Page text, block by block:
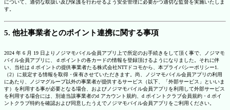
について、適切な取扱い及び保護を行わせるよう安全管理に必要かつ適切な監督を実施いたしま
す。
5. 他社事業者とのポイント連携に関する事項
2024 年 6 月 19 日よりノジマモバイル会員アプリ上で所定のお手続きをして頂く事で、ノジマモ
バイル会員アプリに、ｄポイントの各カードの情報を登録頂けるようになりました。それに伴
い、当社は d ポイントの提供事業者たる株式会社NTTドコモから、本プライバシーポリシー1.
（2）に規定する情報を取得・保有させていただきます。尚、ノジマモバイル会員アプリの利用
にあたり、ノジマグループ以外の事業者が提供するサービス（以下、「外部サービス」といいま
す）を利用する事が必要となる場合、およびノジマモバイル会員アプリを利用して外部サービス
を利用する場合には、別途当該事業者のd アカウント規約、d ポイントクラブ会員規約・d ポイ
ントクラブ特約を確認および同意したうえでノジマモバイル会員アプリをご利用ください。